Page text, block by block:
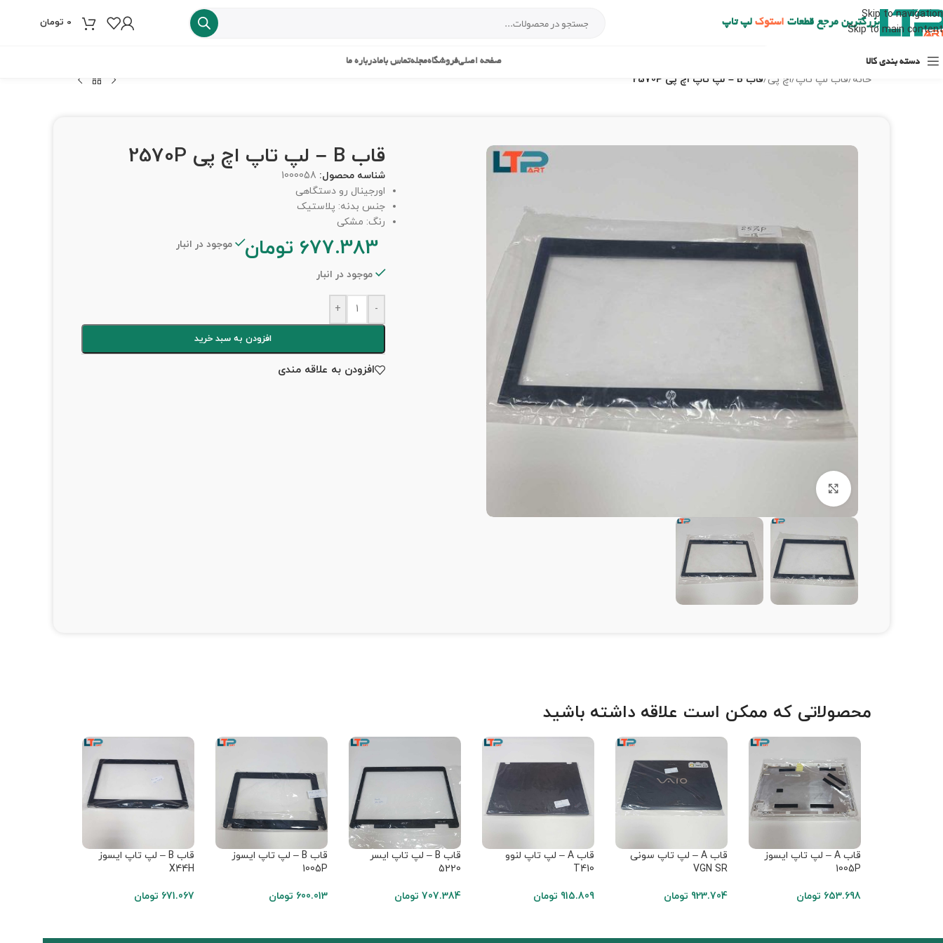
Skip to navigation
Skip to main content
بزرگترین مرجع قطعات استوک لپ تاپ 0 تومان
دسته بندی کالا صفحه اصلیفروشگاهمجلهتماس بامادرباره ما
خانه /قاب لپ تاپ/اچ پی/قاب B – لپ تاپ اچ پی 2570P
قاب B – لپ تاپ اچ پی 2570P
شناسه محصول: 1000058
اورجینال رو دستگاهی
جنس بدنه: پلاستیک
رنگ: مشکی
677.383 تومان موجود در انبار
موجود در انبار
-
+
افزودن به سبد خرید
افزودن به علاقه مندی
محصولاتی که ممکن است علاقه داشته باشید
قاب A – لپ تاپ ایسوز
1005P
653.698 تومان
قاب A – لپ تاپ سونی
VGN SR
923.704 تومان
قاب A – لپ تاپ لنوو
T410
915.809 تومان
قاب B – لپ تاپ ایسر
5220
707.384 تومان
قاب B – لپ تاپ ایسوز
1005P
600.013 تومان
قاب B – لپ تاپ ایسوز
X44H
671.067 تومان